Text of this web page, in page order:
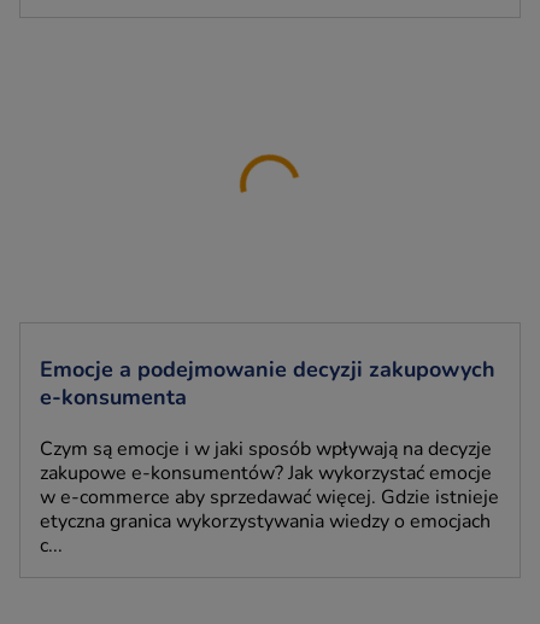
Emocje a podejmowanie decyzji zakupowych
e-konsumenta
Czym są emocje i w jaki sposób wpływają na decyzje
zakupowe e-konsumentów? Jak wykorzystać emocje
w e-commerce aby sprzedawać więcej. Gdzie istnieje
etyczna granica wykorzystywania wiedzy o emocjach
c...